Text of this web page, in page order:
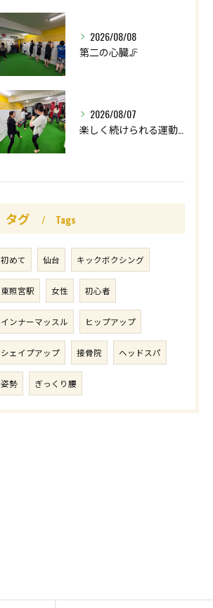
2026/08/08
第二の心臓🦵
2026/08/07
タグ Tags
初めて 仙台 キックボクシング
東照宮駅 女性 初心者
インナーマッスル ヒップアップ
シェイプアップ 接骨院 ヘッドスパ
姿勢 ぎっくり腰